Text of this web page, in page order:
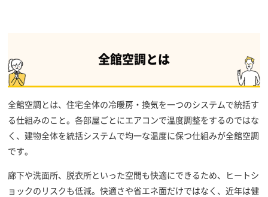
全館空調とは
全館空調とは、住宅全体の冷暖房・換気を一つのシステムで統括す
る仕組みのこと。各部屋ごとにエアコンで温度調整をするのではな
く、建物全体を統括システムで均一な温度に保つ仕組みが全館空調
です。
廊下や洗面所、脱衣所といった空間も快適にできるため、ヒートシ
ョックのリスクも低減。快適さや省エネ面だけではなく、近年は健